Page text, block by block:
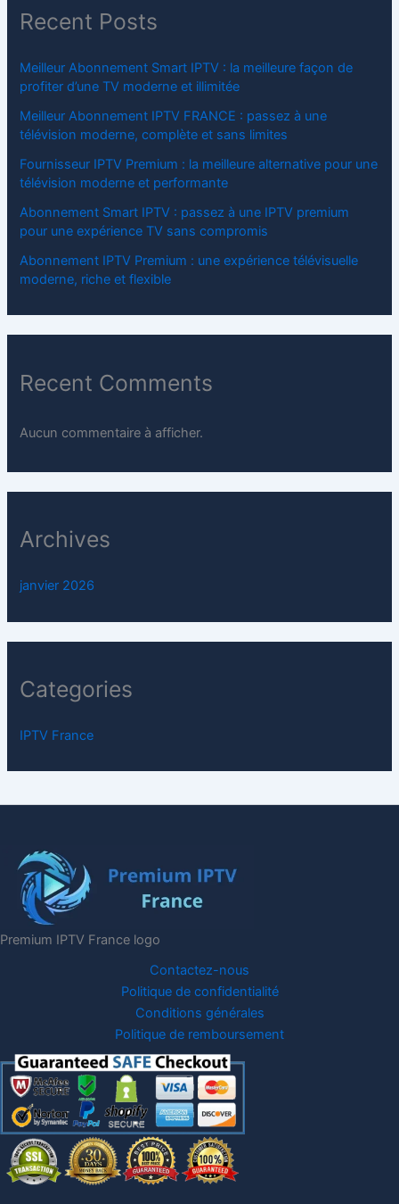
Recent Posts
Meilleur Abonnement Smart IPTV : la meilleure façon de
profiter d’une TV moderne et illimitée
Meilleur Abonnement IPTV FRANCE : passez à une
télévision moderne, complète et sans limites
Fournisseur IPTV Premium : la meilleure alternative pour une
télévision moderne et performante
Abonnement Smart IPTV : passez à une IPTV premium
pour une expérience TV sans compromis
Abonnement IPTV Premium : une expérience télévisuelle
moderne, riche et flexible
Recent Comments
Aucun commentaire à afficher.
Archives
janvier 2026
Categories
IPTV France
Premium IPTV France logo
Contactez-nous
Politique de confidentialité
Conditions générales
Politique de remboursement